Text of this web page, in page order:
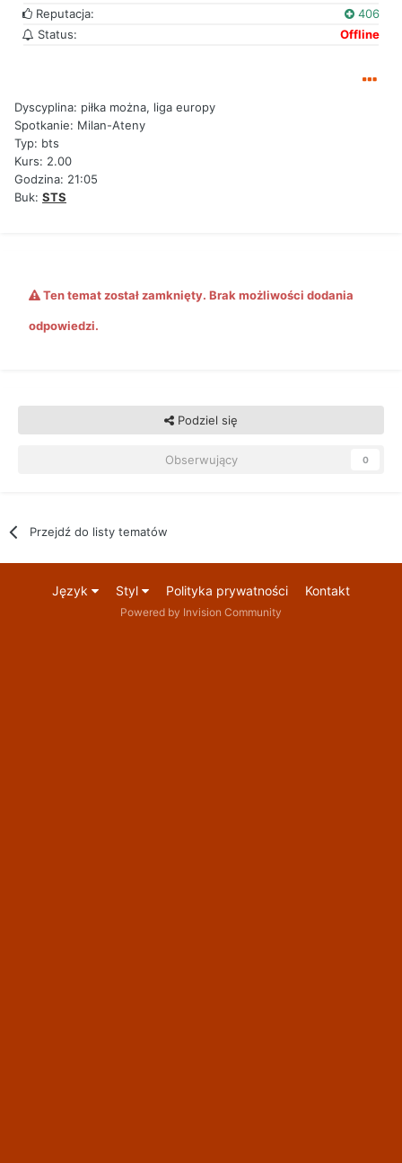
Reputacja:
406
Status:
Offline
Dyscyplina: piłka można, liga europy
Spotkanie: Milan-Ateny
Typ: bts
Kurs: 2.00
Godzina: 21:05
Buk: STS
Ten temat został zamknięty. Brak możliwości dodania
odpowiedzi.
Podziel się
Obserwujący 0
Przejdź do listy tematów
Język Styl Polityka prywatności Kontakt
Powered by Invision Community